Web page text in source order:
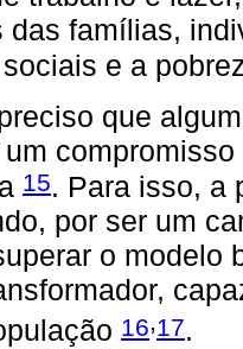
das famílias,
e a
que
15. Para isso, a
por ser um
o modelo
16,17.